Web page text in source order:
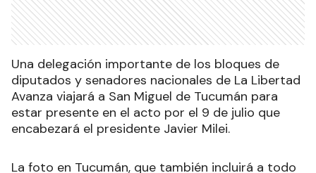
Una delegación importante de los bloques de
diputados y senadores nacionales de La Libertad
Avanza viajará a San Miguel de Tucumán para
estar presente en el acto por el 9 de julio que
encabezará el presidente Javier Milei.
La foto en Tucumán, que también incluirá a todo